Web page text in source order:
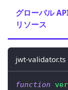
グローバル
リソース
jwt-validator.ts
function